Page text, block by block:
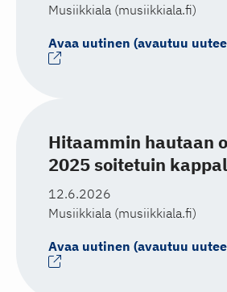
Musiikkiala (musiikkiala.fi)
Avaa uutinen (avautuu
Hitaammin hautaan
2025 soitetuin
12.6.2026
Musiikkiala (musiikkiala.fi)
Avaa uutinen (avautuu